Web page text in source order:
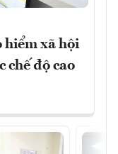
hiểm xã hội
chế độ cao